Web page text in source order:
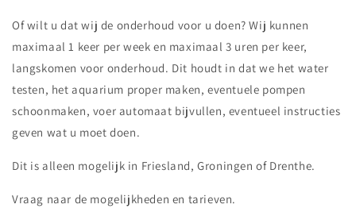
Of wilt u dat wij de onderhoud voor u doen? Wij kunnen
maximaal 1 keer per week en maximaal 3 uren per keer,
langskomen voor onderhoud. Dit houdt in dat we het water
testen, het aquarium proper maken, eventuele pompen
schoonmaken, voer automaat bijvullen, eventueel instructies
geven wat u moet doen.
Dit is alleen mogelijk in Friesland, Groningen of Drenthe.
Vraag naar de mogelijkheden en tarieven.